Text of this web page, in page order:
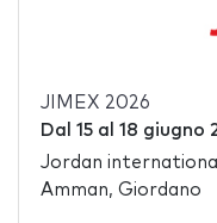
JIMEX 2026
Dal 15al 18 giugno
Jordan
Amman, Giordano